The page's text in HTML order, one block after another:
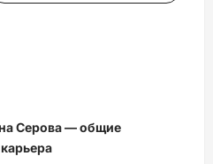
Серова — общие